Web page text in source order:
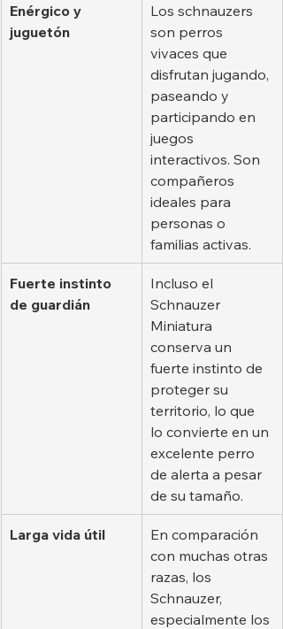
Enérgico y
juguetón
Los schnauzers
son perros
vivaces que
disfrutan jugando,
paseando y
participando en
juegos
interactivos. Son
compañeros
ideales para
personas o
familias activas.
Fuerte instinto
de guardián
Incluso el
Schnauzer
Miniatura
conserva un
fuerte instinto de
proteger su
territorio, lo que
lo convierte en un
excelente perro
de alerta a pesar
de su tamaño.
Larga vida útil
En comparación
con muchas otras
razas, los
Schnauzer,
especialmente los